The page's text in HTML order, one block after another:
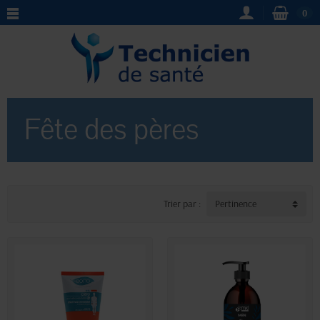
0
Fête des pères
Trier par : Pertinence